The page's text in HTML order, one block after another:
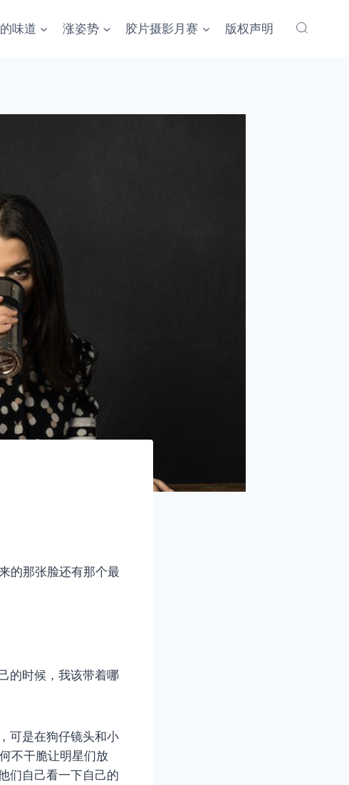
味道 涨姿势 胶片摄影月赛 版权声明
的那张脸还有那个最
的时候，我该带着哪
可是在狗仔镜头和小
不干脆让明星们放
们自己看一下自己的